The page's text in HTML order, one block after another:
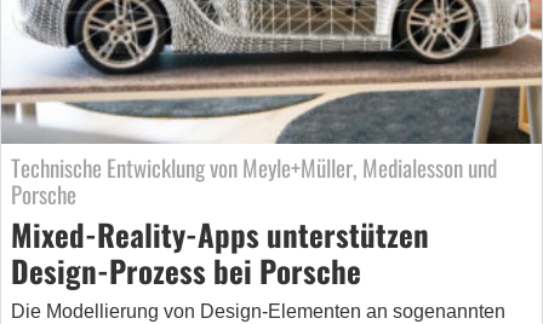
Technische Entwicklung von Meyle+Müller, Medialesson und
Porsche
Mixed-Reality-Apps unterstützen
Design-Prozess bei Porsche
Die Modellierung von Design-Elementen an sogenannten